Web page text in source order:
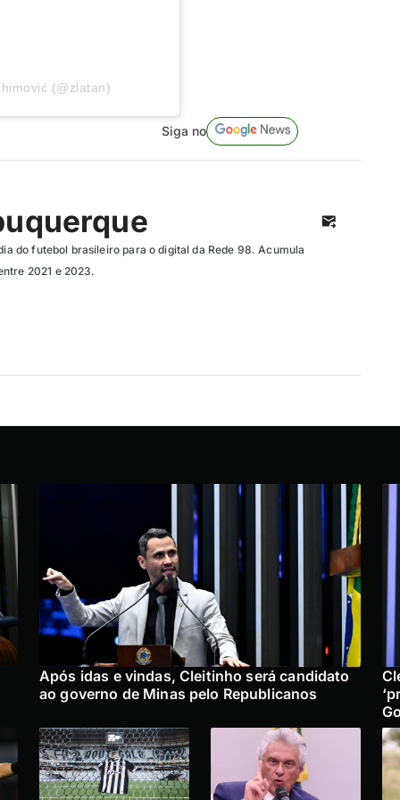
(@zlatan)
Siga no
do futebol brasileiro para o digital da Rede 98. Acumula
2021 e 2023.
Após idas e vindas, Cleitinho será candidato
ao governo de Minas pelo Republicanos